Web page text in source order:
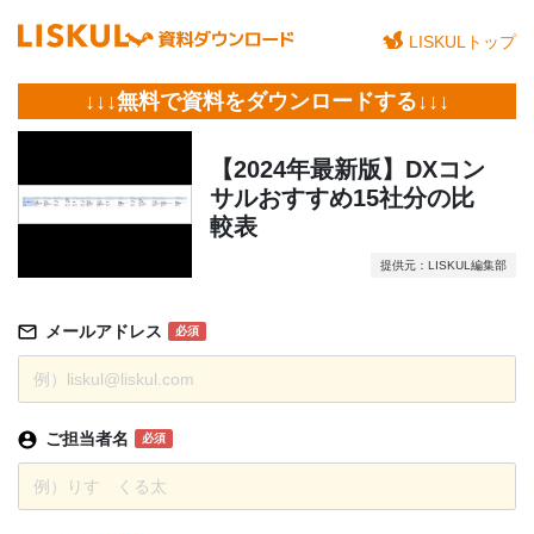
LISKULトップ
↓↓↓無料で資料をダウンロードする↓↓↓
【2024年最新版】DXコン
サルおすすめ15社分の比
較表
提供元：LISKUL編集部
メールアドレス 必須
ご担当者名 必須